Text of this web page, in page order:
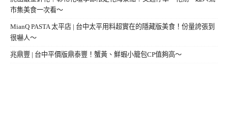
市集美食一次看～
MianQ PASTA 太平店 | 台中太平用料超實在的隱藏版美食！份量誇張到
很嚇人～
兆鼎豐 | 台中平價版鼎泰豐！蟹黃、鮮蝦小籠包CP值夠高～